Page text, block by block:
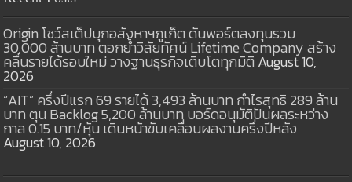
Origin โชว์สเต็ปบุกอสังหาฯภูเก็ต ดันพอร์ตลงทุนรวม
30,000 ล้านบาท ตอกย้ำวิสัยทัศน์ Lifetime Company สร้าง
คลื่นรายได้รอบใหม่ วางฐานธุรกิจเติบโตทุกมิติ August 10,
2026
“AIT” ครึ่งปีแรก 69 รายได้ 3,493 ล้านบาท กำไรสุทธิ 289 ล้าน
บาท ตุน Backlog 5,200 ล้านบาท บอร์ดอนุมัติปันผลระหว่าง
กาล 0.15 บาท/หุ้น เดินหน้าขับเคลื่อนผลงานครึ่งปีหลัง
August 10, 2026